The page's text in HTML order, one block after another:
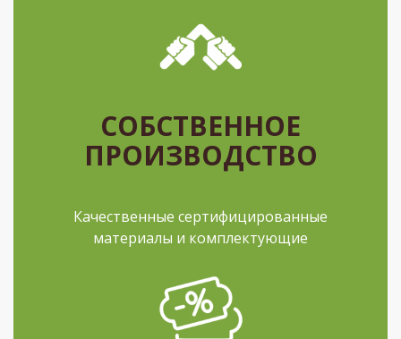
СОБСТВЕННОЕ
ПРОИЗВОДСТВО
Качественные сертифицированные
материалы и комплектующие